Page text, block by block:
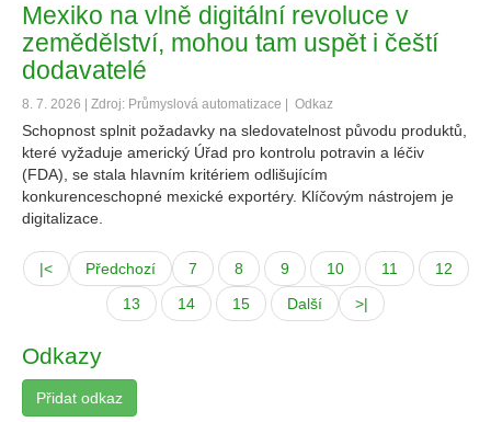
Mexiko na vlně digitální revoluce v
zemědělství, mohou tam uspět i čeští
dodavatelé
8. 7. 2026 | Zdroj: Průmyslová automatizace | Odkaz
Schopnost splnit požadavky na sledovatelnost původu produktů,
které vyžaduje americký Úřad pro kontrolu potravin a léčiv
(FDA), se stala hlavním kritériem odlišujícím
konkurenceschopné mexické exportéry. Klíčovým nástrojem je
digitalizace.
|< Předchozí 7 8 9 10 11
12
13
14 15 Další >|
Odkazy
Přidat odkaz